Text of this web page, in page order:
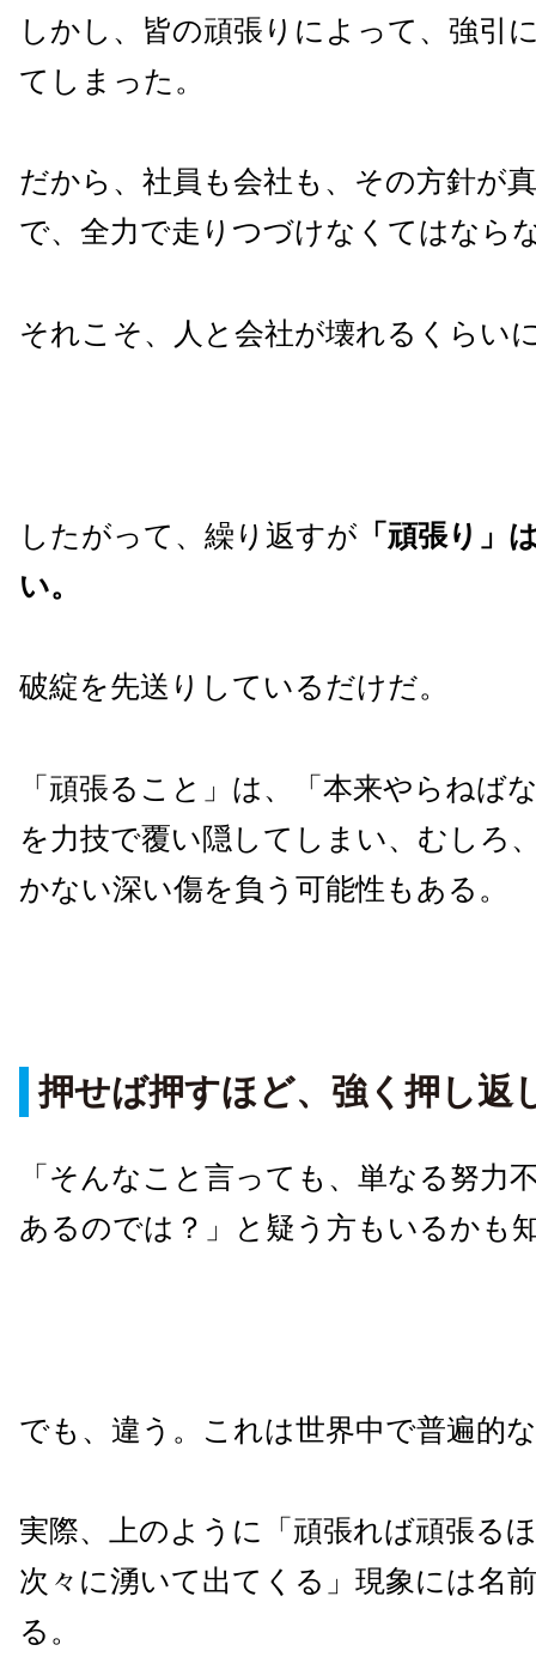
しかし、皆の頑張りによって、強引
てしまった。
だから、社員も会社も、その方針が
で、全力で走りつづけなくてはなら
それこそ、人と会社が壊れるくらい
したがって、繰り返すが 「頑張り」
い。
破綻を先送りしているだけだ。
「頑張ること」は、「本来やらねば
を力技で覆い隠してしまい、むしろ
かない深い傷を負う可能性もある。
押せば押すほど、強く押し返
「そんなこと言っても、単なる努力
あるのでは？」と疑う方もいるかも
でも、違う。これは世界中で普遍的
実際、上のように「頑張れば頑張る
次々に湧いて出てくる」現象には名
る。